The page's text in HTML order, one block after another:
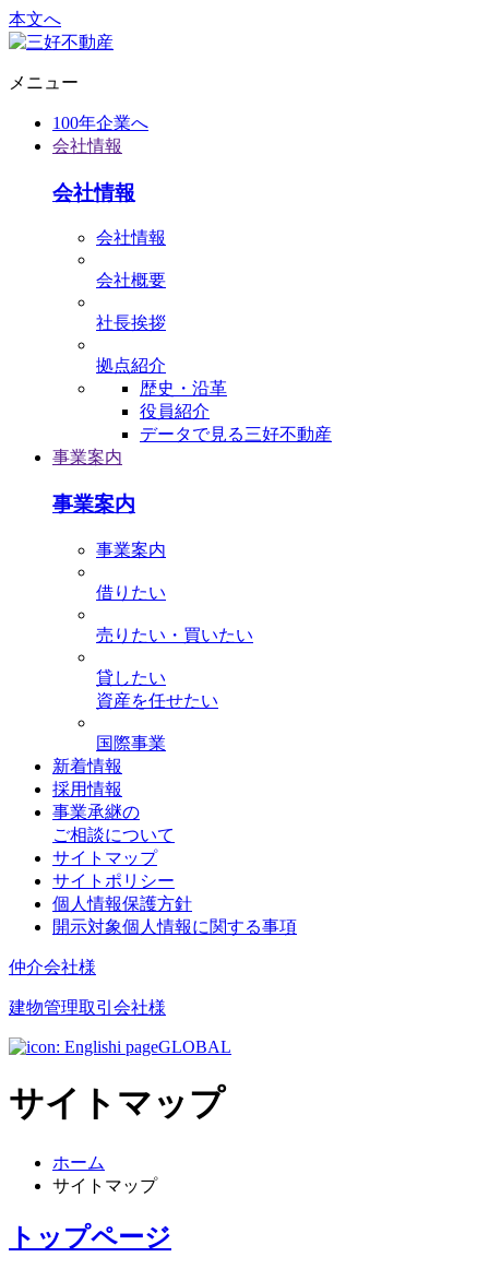
本文へ
メニュー
100年企業へ
会社情報
会社情報
会社情報
会社概要
社⻑挨拶
拠点紹介
歴史・沿革
役員紹介
データで⾒る三好不動産
事業案内
事業案内
事業案内
借りたい
売りたい・買いたい
貸したい
資産を任せたい
国際事業
新着情報
採用情報
事業承継の
ご相談について
サイトマップ
サイトポリシー
個人情報保護方針
開示対象個人情報に関する事項
仲介会社様
建物管理取引会社様
GLOBAL
サイトマップ
ホーム
サイトマップ
トップページ